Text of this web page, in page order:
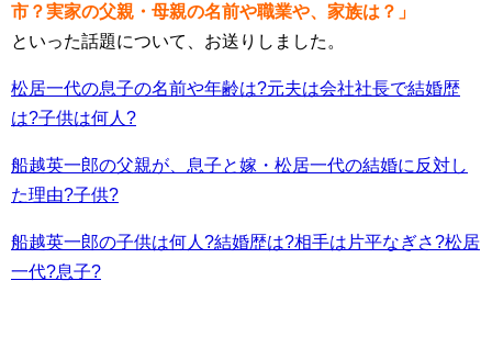
市？実家の父親・母親の名前や職業や、家族は？」
といった話題について、お送りしました。
松居一代の息子の名前や年齢は?元夫は会社社長で結婚歴
は?子供は何人?
船越英一郎の父親が、息子と嫁・松居一代の結婚に反対し
た理由?子供?
船越英一郎の子供は何人?結婚歴は?相手は片平なぎさ?松居
一代?息子?